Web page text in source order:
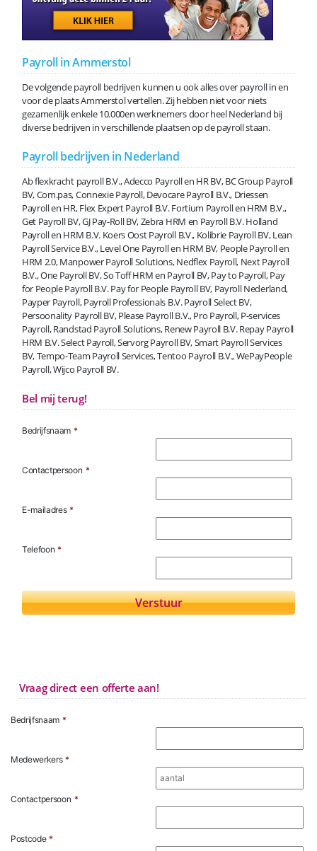
Payroll in Ammerstol
De volgende payroll bedrijven kunnen u ook alles over payroll in en
voor de plaats Ammerstol vertellen. Zij hebben niet voor niets
gezamenlijk enkele 10.000en werknemers door heel Nederland bij
diverse bedrijven in verschillende plaatsen op de payroll staan.
Payroll bedrijven in Nederland
Ab flexkracht payroll B.V., Adecco Payroll en HR BV, BC Group Payroll
BV, Com.pas, Connexie Payroll, Devocare Payroll B.V., Driessen
Payroll en HR, Flex Expert Payroll B.V. Fortium Payroll en HRM B.V.,
Get Payroll BV, GJ Pay-Roll BV, Zebra HRM en Payroll B.V. Holland
Payroll en HRM B.V. Koers Oost Payroll B.V., Kolibrie Payroll BV, Lean
Payroll Service B.V., Level One Payroll en HRM BV, People Payroll en
HRM 2.0, Manpower Payroll Solutions, Nedflex Payroll, Next Payroll
B.V., One Payroll BV, So Toff HRM en Payroll BV, Pay to Payroll, Pay
for People Payroll B.V. Pay for People Payroll BV, Payroll Nederland,
Payper Payroll, Payroll Professionals B.V. Payroll Select BV,
Persoonality Payroll BV, Please Payroll B.V., Pro Payroll, P-services
Payroll, Randstad Payroll Solutions, Renew Payroll B.V. Repay Payroll
HRM B.V. Select Payroll, Servorg Payroll BV, Smart Payroll Services
BV, Tempo-Team Payroll Services, Tentoo Payroll B.V., WePayPeople
Payroll, Wijco Payroll BV.
Bel mij terug!
Bedrijfsnaam *
Contactpersoon *
E-mailadres *
Telefoon *
Vraag direct een offerte aan!
Bedrijfsnaam *
Medewerkers *
Contactpersoon *
Postcode *